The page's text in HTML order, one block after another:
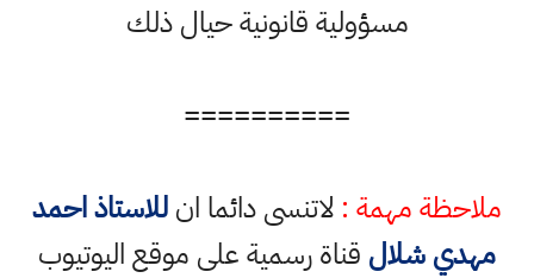
مسؤولية قانونية حيال ذلك
==========
ملاحظة مهمة : لاتنسى دائما انللاستاذ احمد
مهدي شلال قناة رسمية على موقع اليوتيوب